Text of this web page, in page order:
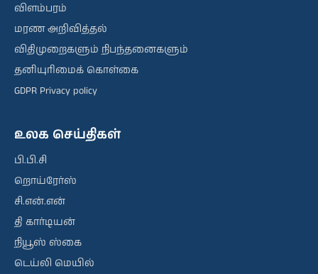
விளம்பரம்
மரண அறிவித்தல்
விதிமுறைகளும் நிபந்தனைகளும்
தனியுரிமைக் கொள்கை
GDPR Privacy policy
உலக செய்திகள்
பி.பி.சி
றொய்ரேர்ஸ்
சி.என்.என்
தி கார்டியன்
நியூஸ் ஸ்கை
டெய்லி மெயில்